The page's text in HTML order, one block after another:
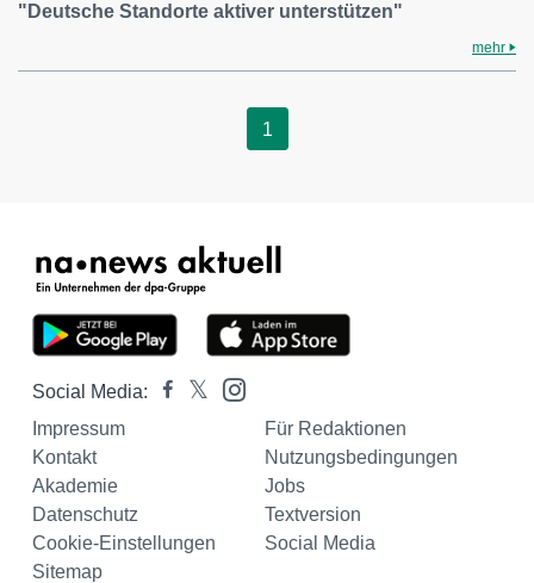
"Deutsche Standorte aktiver unterstützen"
mehr
1
Social Media:
Impressum
Für Redaktionen
Kontakt
Nutzungsbedingungen
Akademie
Jobs
Datenschutz
Textversion
Cookie-Einstellungen
Social Media
Sitemap